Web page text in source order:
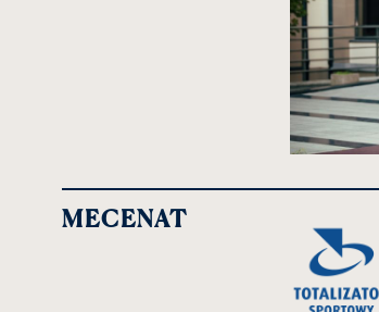
oryginalnych
spowoduje
zdjęcia
rozmiarów
oryginalnych
MECENAT